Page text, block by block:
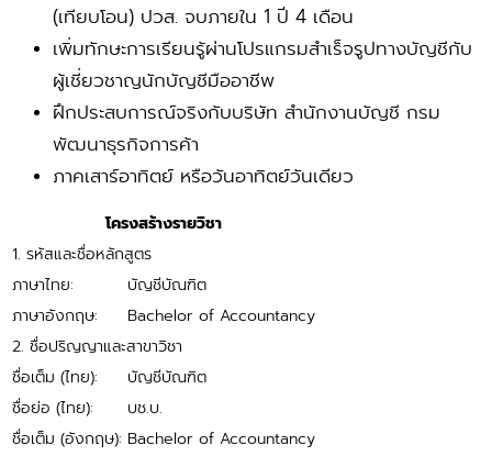
(เทียบโอน) ปวส. จบภายใน 1 ปี 4 เดือน
เพิ่มทักษะการเรียนรู้ผ่านโปรแกรมสำเร็จรูปทางบัญชีกับ
ผู้เชี่ยวชาญนักบัญชีมืออาชีพ
ฝึกประสบการณ์จริงกับบริษัท สำนักงานบัญชี กรม
พัฒนาธุรกิจการค้า
ภาคเสาร์อาทิตย์ หรือวันอาทิตย์วันเดียว
โครงสร้างรายวิชา
1. รหัสและชื่อหลักสูตร
ภาษาไทย:
บัญชีบัณฑิต
ภาษาอังกฤษ:
Bachelor of Accountancy
2. ชื่อปริญญาและสาขาวิชา
ชื่อเต็ม (ไทย):
บัญชีบัณฑิต
ชื่อย่อ (ไทย):
บช.บ.
ชื่อเต็ม (อังกฤษ): Bachelor of Accountancy